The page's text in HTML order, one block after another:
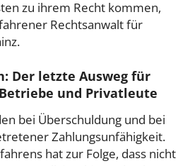
zu ihrem Recht kommen,
Rechtsanwalt für
Der letzte Ausweg für
und Privatleute
bei Überschuldung und bei
Zahlungsunfähigkeit.
hat zur Folge, dass nicht